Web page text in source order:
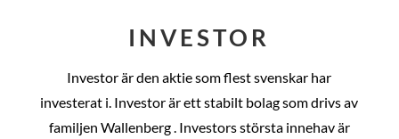
INVESTOR
Investor är den aktie som flest svenskar har
investerat i. Investor är ett stabilt bolag som drivs av
familjen Wallenberg . Investors största innehav är